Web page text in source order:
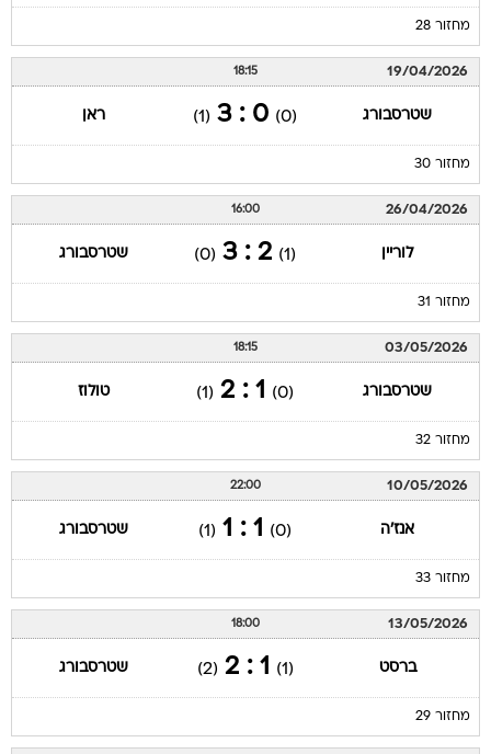
מחזור 28
19/04/2026
18:15
שטרסבורג (0)
0 : 3
(1) ראן
מחזור 30
26/04/2026
16:00
לוריין (1)
2 : 3
(0) שטרסבורג
מחזור 31
03/05/2026
18:15
שטרסבורג (0)
1 : 2
(1) טולוז
מחזור 32
10/05/2026
22:00
אנז'ה (0)
1 : 1
(1) שטרסבורג
מחזור 33
13/05/2026
18:00
ברסט (1)
1 : 2
(2) שטרסבורג
מחזור 29